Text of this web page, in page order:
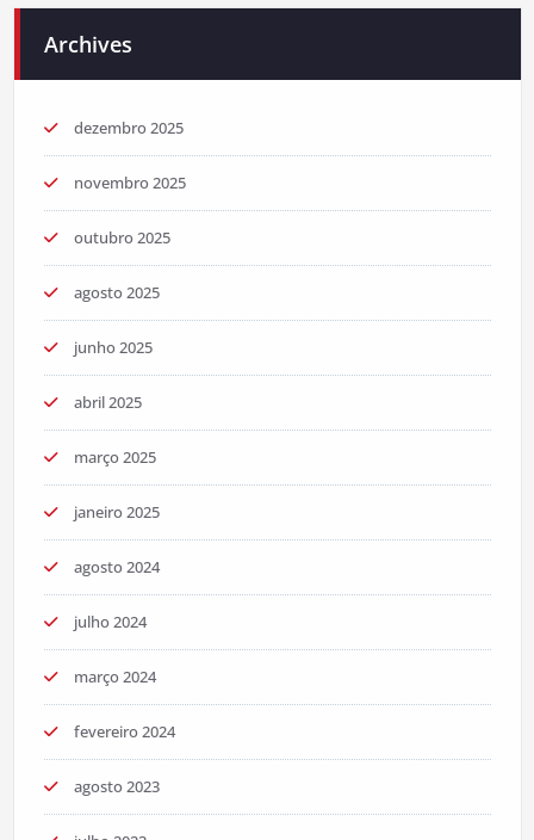
Archives
dezembro 2025
novembro 2025
outubro 2025
agosto 2025
junho 2025
abril 2025
março 2025
janeiro 2025
agosto 2024
julho 2024
março 2024
fevereiro 2024
agosto 2023